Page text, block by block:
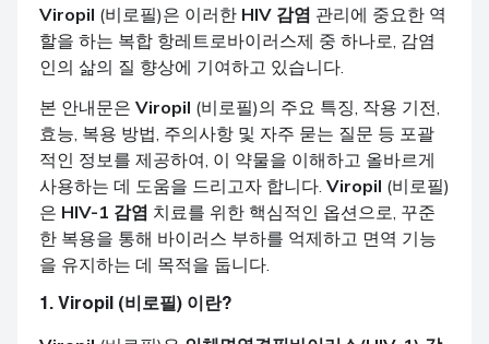
Viropil (비로필)은 이러한 HIV 감염 관리에 중요한 역
할을 하는 복합 항레트로바이러스제 중 하나로, 감염
인의 삶의 질 향상에 기여하고 있습니다.
본 안내문은 Viropil (비로필)의 주요 특징, 작용 기전,
효능, 복용 방법, 주의사항 및 자주 묻는 질문 등 포괄
적인 정보를 제공하여, 이 약물을 이해하고 올바르게
사용하는 데 도움을 드리고자 합니다. Viropil (비로필)
은 HIV-1 감염 치료를 위한 핵심적인 옵션으로, 꾸준
한 복용을 통해 바이러스 부하를 억제하고 면역 기능
을 유지하는 데 목적을 둡니다.
1. Viropil (비로필) 이란?